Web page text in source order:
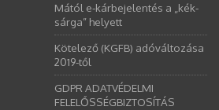
Mától e-kárbejelentés a „kék-
sárga” helyett
Kötelező (KGFB) adóváltozása
2019-től
GDPR ADATVÉDELMI
FELELŐSSÉGBIZTOSÍTÁS